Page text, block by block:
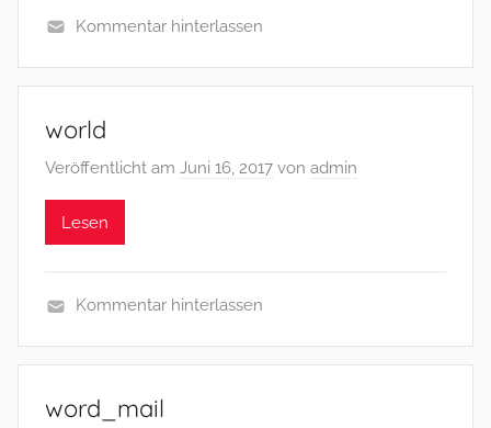
Kommentar hinterlassen
world
Veröffentlicht am Juni 16, 2017 von admin
Lesen
Kommentar hinterlassen
word_mail